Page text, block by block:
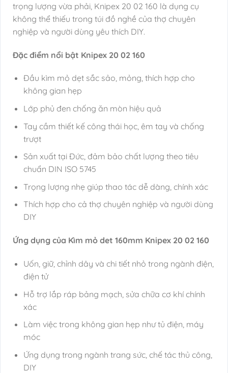
trọng lượng vừa phải, Knipex 20 02 160 là dụng cụ
không thể thiếu trong túi đồ nghề của thợ chuyên
nghiệp và người dùng yêu thích DIY.
Đặc điểm nổi bật Knipex 20 02 160
Đầu kìm mỏ dẹt sắc sảo, mỏng, thích hợp cho
không gian hẹp
Lớp phủ đen chống ăn mòn hiệu quả
Tay cầm thiết kế công thái học, êm tay và chống
trượt
Sản xuất tại Đức, đảm bảo chất lượng theo tiêu
chuẩn DIN ISO 5745
Trọng lượng nhẹ giúp thao tác dễ dàng, chính xác
Thích hợp cho cả thợ chuyên nghiệp và người dùng
DIY
Ứng dụng của Kìm mỏ det 160mm Knipex 20 02 160
Uốn, giữ, chỉnh dây và chi tiết nhỏ trong ngành điện,
điện tử
Hỗ trợ lắp ráp bảng mạch, sửa chữa cơ khí chính
xác
Làm việc trong không gian hẹp như tủ điện, máy
móc
Ứng dụng trong ngành trang sức, chế tác thủ công,
DIY